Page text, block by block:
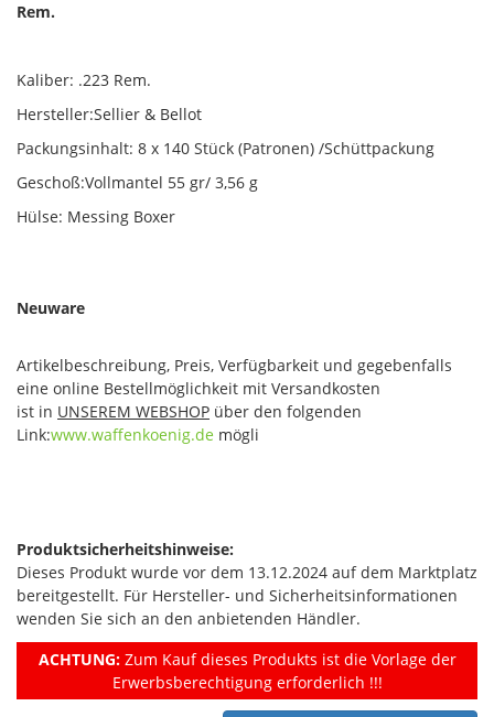
Rem.
Kaliber: .223 Rem.
Hersteller:Sellier & Bellot
Packungsinhalt: 8 x 140 Stück (Patronen) /Schüttpackung
Geschoß:Vollmantel 55 gr/ 3,56 g
Hülse: Messing Boxer
Neuware
Artikelbeschreibung, Preis, Verfügbarkeit und gegebenfalls
eine online Bestellmöglichkeit mit Versandkosten
ist in UNSEREM WEBSHOP über den folgenden
Link:www.waffenkoenig.de mögli
Produktsicherheitshinweise:
Dieses Produkt wurde vor dem 13.12.2024 auf dem Marktplatz
bereitgestellt. Für Hersteller- und Sicherheitsinformationen
wenden Sie sich an den anbietenden Händler.
ACHTUNG:Zum Kauf dieses Produkts ist die Vorlage der
Erwerbsberechtigung erforderlich !!!